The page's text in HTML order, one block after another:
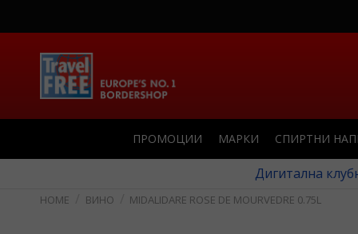
ПРОМОЦИИ МАРКИ СПИРТНИ
Дигитална
ВИНO MIDALIDARE ROSE DE MOURVEDRE 0.75L